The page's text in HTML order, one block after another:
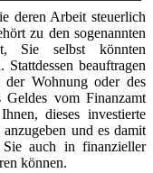
deren Arbeit steuerlich
zu den sogenannten
Sie selbst könnten
beauftragen
der Wohnung oder des
vom Finanzamt
dieses investierte
und es damit
Sie auch in finanzieller
können.